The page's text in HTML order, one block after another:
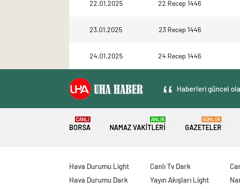
22.01.2025 22 Recep 1446
23.01.2025 23 Recep 1446
24.01.2025 24 Recep 1446
Haberleri güncel
BORSA
CANLI
NAMAZ VAKITLERI
ANLIK
GAZETELER
GÜNLÜK
Hava Durumu Light
Hava Durumu Dark
Canlı Tv Dark
Yayın Akışları Light